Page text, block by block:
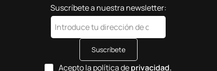
Suscríbete a nuestra newsletter:
Suscríbete
Acepto la política deprivacidad.